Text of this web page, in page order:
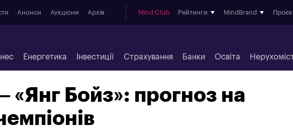
Анонси Аукціони Архів Mind Club Рейтинги MindBrand
Енергетика Інвестиції Страхування Банки Освіта
«Янг Бойз»: прогноз на